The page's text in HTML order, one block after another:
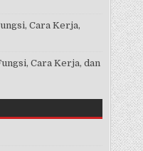
Cara Kerja,
Cara Kerja, dan